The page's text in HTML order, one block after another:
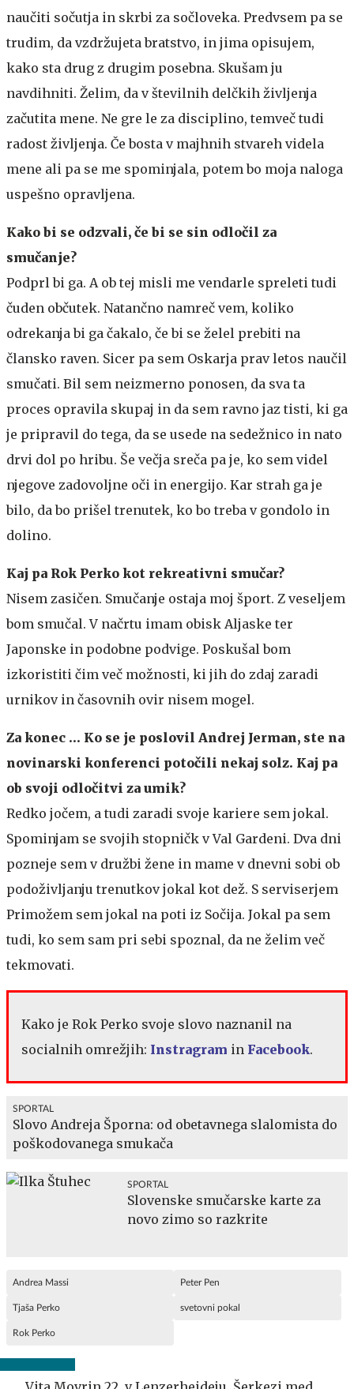
naučiti sočutja in skrbi za sočloveka. Predvsem pa se
trudim, da vzdržujeta bratstvo, in jima opisujem,
kako sta drug z drugim posebna. Skušam ju
navdihniti. Želim, da v številnih delčkih življenja
začutita mene. Ne gre le za disciplino, temveč tudi
radost življenja. Če bosta v majhnih stvareh videla
mene ali pa se me spominjala, potem bo moja naloga
uspešno opravljena.
Kako bi se odzvali, če bi se sin odločil za
smučanje?
Podprl bi ga. A ob tej misli me vendarle spreleti tudi
čuden občutek. Natančno namreč vem, koliko
odrekanja bi ga čakalo, če bi se želel prebiti na
člansko raven. Sicer pa sem Oskarja prav letos naučil
smučati. Bil sem neizmerno ponosen, da sva ta
proces opravila skupaj in da sem ravno jaz tisti, ki ga
je pripravil do tega, da se usede na sedežnico in nato
drvi dol po hribu. Še večja sreča pa je, ko sem videl
njegove zadovoljne oči in energijo. Kar strah ga je
bilo, da bo prišel trenutek, ko bo treba v gondolo in
dolino.
Kaj pa Rok Perko kot rekreativni smučar?
Nisem zasičen. Smučanje ostaja moj šport. Z veseljem
bom smučal. V načrtu imam obisk Aljaske ter
Japonske in podobne podvige. Poskušal bom
izkoristiti čim več možnosti, ki jih do zdaj zaradi
urnikov in časovnih ovir nisem mogel.
Za konec … Ko se je poslovil Andrej Jerman, ste na
novinarski konferenci potočili nekaj solz. Kaj pa
ob svoji odločitvi za umik?
Redko jočem, a tudi zaradi svoje kariere sem jokal.
Spominjam se svojih stopničk v Val Gardeni. Dva dni
pozneje sem v družbi žene in mame v dnevni sobi ob
podoživljanju trenutkov jokal kot dež. S serviserjem
Primožem sem jokal na poti iz Sočija. Jokal pa sem
tudi, ko sem sam pri sebi spoznal, da ne želim več
tekmovati.
Kako je Rok Perko svoje slovo naznanil na
socialnih omrežjih: Instragram in Facebook.
SPORTAL
Slovo Andreja Šporna: od obetavnega slalomista do
poškodovanega smukača
SPORTAL
Slovenske smučarske karte za
novo zimo so razkrite
Andrea Massi Peter Pen
Tjaša Perko svetovni pokal
Rok Perko